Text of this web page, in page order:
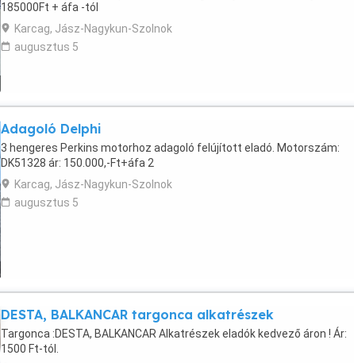
185000Ft + áfa -tól
Karcag, Jász-Nagykun-Szolnok
augusztus 5
Adagoló Delphi
3 hengeres Perkins motorhoz adagoló felújított eladó. Motorszám:
DK51328 ár: 150.000,-Ft+áfa 2
Karcag, Jász-Nagykun-Szolnok
augusztus 5
DESTA, BALKANCAR targonca alkatrészek
Targonca :DESTA, BALKANCAR Alkatrészek eladók kedvező áron ! Ár:
1500 Ft-tól.